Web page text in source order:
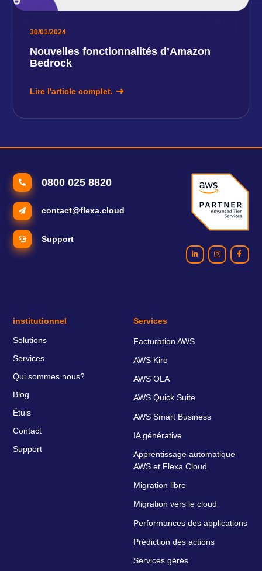
30/01/2024
Nouvelles fonctionnalités d’Amazon
Bedrock
Lire l'article complet.
0800 025 8820
contact@flexa.cloud
Support
institutionnel
Solutions
Services
Qui sommes nous?
Blog
Étuis
Contact
Support
Services
Facturation AWS
AWS Kiro
AWS OLA
AWS Quick Suite
AWS Smart Business
IA générative
Apprentissage automatique
AWS et Flexa Cloud
Migration libre
Migration vers le cloud
Performances des applications
Prédiction des actions
Services gérés